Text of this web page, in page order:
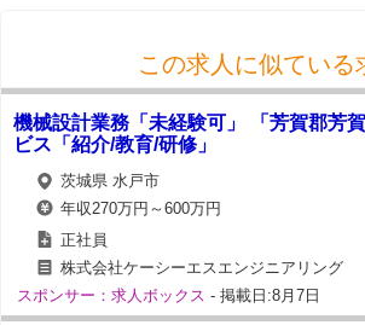
この求人に似ている
機械設計業務「未経験可」 「芳賀郡芳
ビス「紹介/教育/研修」
茨城県 水戸市
年収270万円～600万円
正社員
株式会社ケーシーエスエンジニアリング
スポンサー：求人ボックス - 掲載日:8月7日